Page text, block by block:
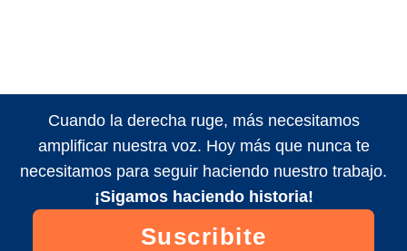
Cuando la derecha ruge, más necesitamos
amplificar nuestra voz. Hoy más que nunca te
necesitamos para seguir haciendo nuestro trabajo.
¡Sigamos haciendo historia!
Suscribite